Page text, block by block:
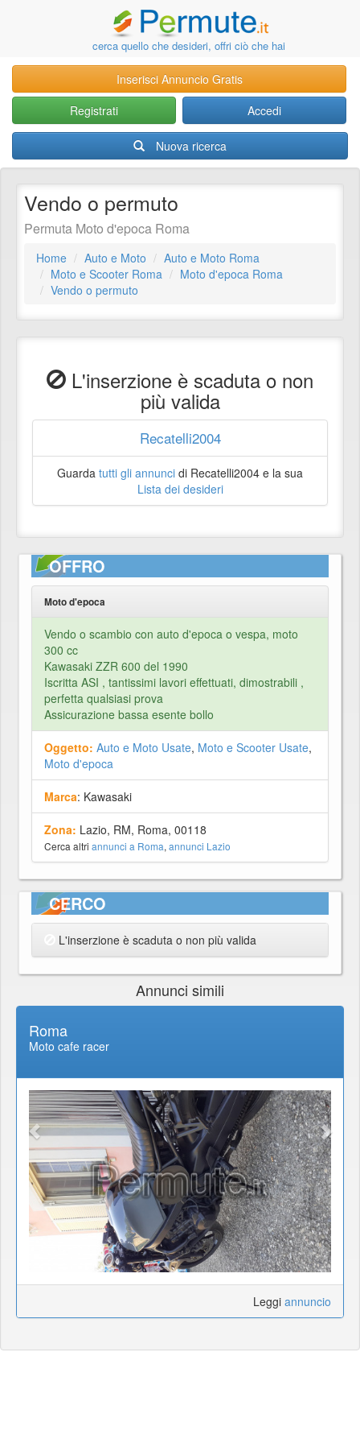
cerca quello che desideri, offri ciò che hai
Inserisci Annuncio Gratis
Registrati
Accedi
Nuova ricerca
Vendo o permuto
Permuta Moto d'epoca Roma
Home Auto e Moto
Auto e Moto Roma
Moto e Scooter Roma
Moto d'epoca Roma
Vendo o permuto
L'inserzione è scaduta o non
più valida
Recatelli2004
Guarda tutti gli annunci di Recatelli2004 e la sua
Lista dei desideri
OFFRO
Moto d'epoca
Vendo o scambio con auto d'epoca o vespa, moto
300 cc
Kawasaki ZZR 600 del 1990
Iscritta ASI , tantissimi lavori effettuati, dimostrabili ,
perfetta qualsiasi prova
Assicurazione bassa esente bollo
Oggetto: Auto e Moto Usate, Moto e Scooter Usate,
Moto d'epoca
Marca: Kawasaki
Zona: Lazio, RM, Roma, 00118
Cerca altri annunci a Roma, annunci Lazio
CERCO
L'inserzione è scaduta o non più valida
Annunci simili
Roma
Moto cafe racer
Leggi annuncio